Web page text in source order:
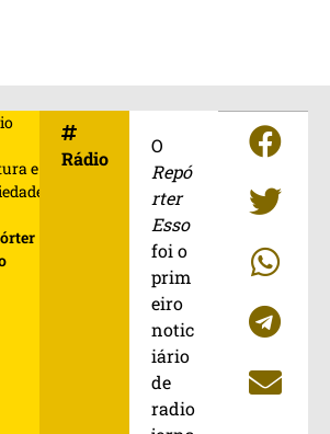
e
Rádio
O
Repó
rter
Esso
foi o
prim
eiro
notic
iário
de
radio